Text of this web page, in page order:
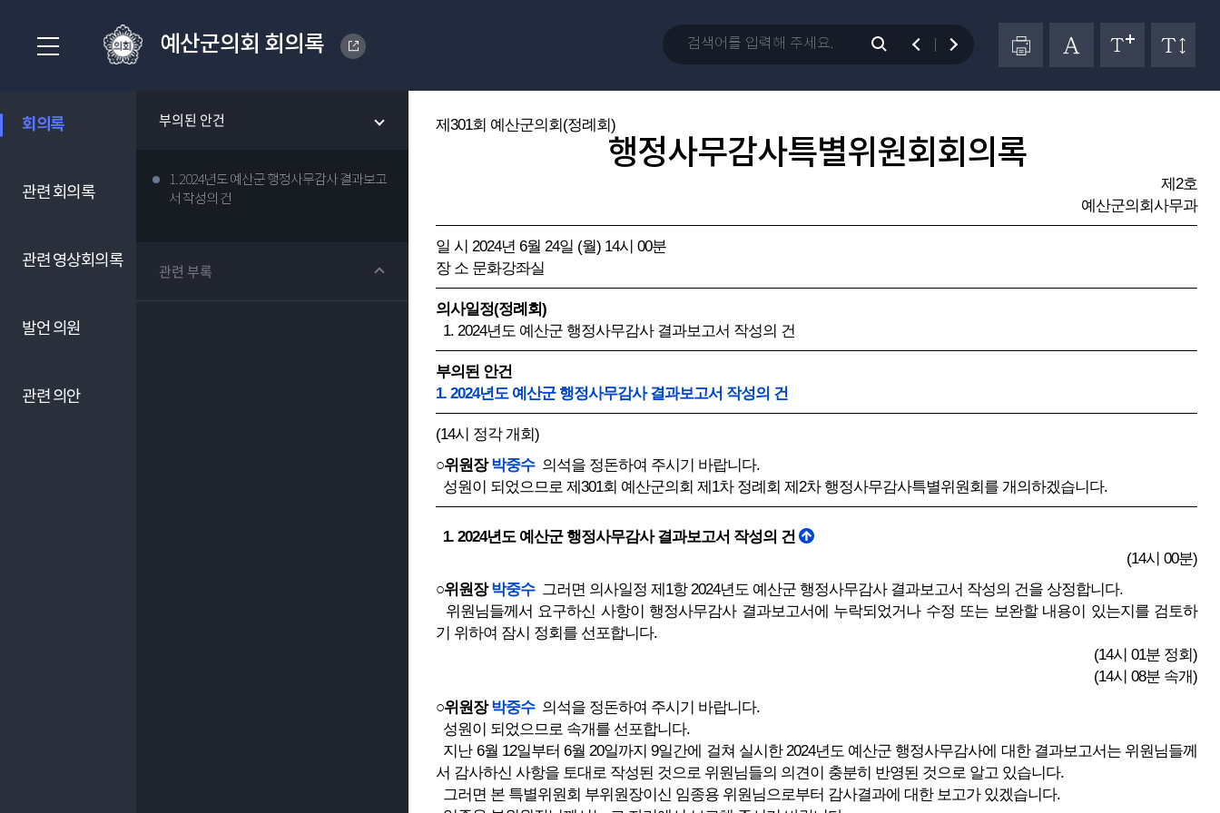
예산군의회 회의록
회의록 부의된 안건
1. 2024년도 예산군 행정사무감사 결과보고
서 작성의 건
관련 부록
관련 회의록
관련 영상회의록
발언 의원
관련 의안
제301회 예산군의회(정례회)
행정사무감사특별위원회회의록
제2호
예산군의회사무과
일 시 2024년 6월 24일 (월) 14시 00분
장 소 문화강좌실
의사일정(정례회)
1. 2024년도 예산군 행정사무감사 결과보고서 작성의 건
부의된 안건
1. 2024년도 예산군 행정사무감사 결과보고서 작성의 건
(14시 정각 개회)
○위원장박중수 의석을 정돈하여 주시기 바랍니다.
성원이 되었으므로 제301회 예산군의회 제1차 정례회 제2차 행정사무감사특별위원회를 개의하겠습니다.
1. 2024년도 예산군 행정사무감사 결과보고서 작성의 건
(14시 00분)
○위원장박중수 그러면 의사일정 제1항 2024년도 예산군 행정사무감사 결과보고서 작성의 건을 상정합니다.
위원님들께서 요구하신 사항이 행정사무감사 결과보고서에 누락되었거나 수정 또는 보완할 내용이 있는지를 검토하
기 위하여 잠시 정회를 선포합니다.
(14시 01분 정회)
(14시 08분 속개)
○위원장박중수 의석을 정돈하여 주시기 바랍니다.
성원이 되었으므로 속개를 선포합니다.
지난 6월 12일부터 6월 20일까지 9일간에 걸쳐 실시한 2024년도 예산군 행정사무감사에 대한 결과보고서는 위원님들께
서 감사하신 사항을 토대로 작성된 것으로 위원님들의 의견이 충분히 반영된 것으로 알고 있습니다.
그러면 본 특별위원회 부위원장이신 임종용 위원님으로부터 감사결과에 대한 보고가 있겠습니다.